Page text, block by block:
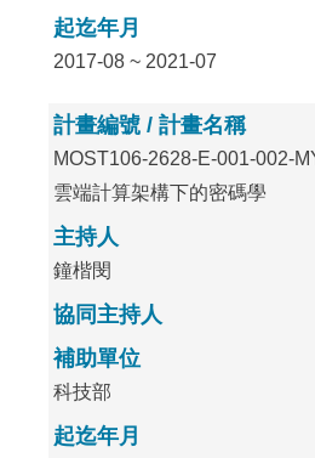
起迄年月
2017-08 ~ 2021-07
計畫編號 / 計畫名稱
MOST106-2628-E-001-002-
雲端計算架構下的密碼學
主持人
鐘楷閔
協同主持人
補助單位
科技部
起迄年月